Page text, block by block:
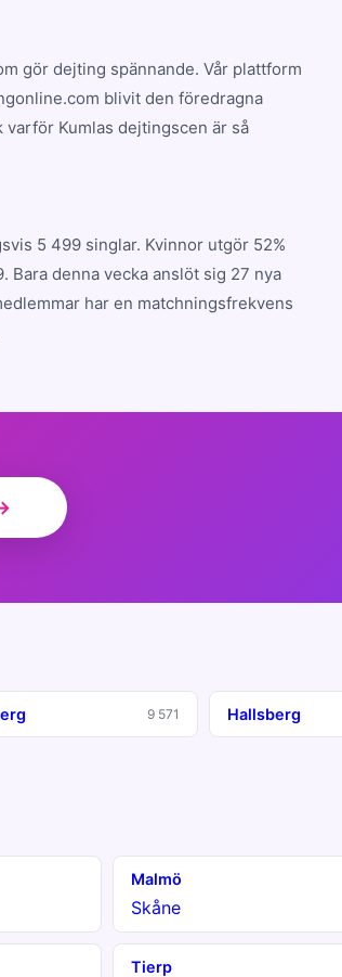
gör dejting spännande. Vår plattform
blivit den föredragna
Kumlas dejtingscen är så
5 499 singlar. Kvinnor utgör 52%
denna vecka anslöt sig 27 nya
har en matchningsfrekvens
9 571 Hallsberg
Malmö
Skåne
Tierp